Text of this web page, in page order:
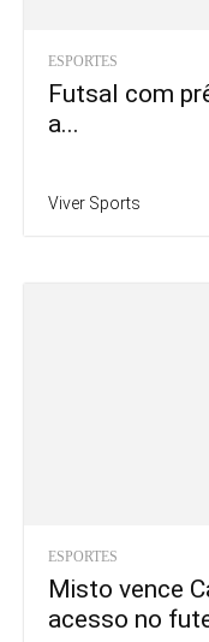
ESPORTES
Futsal com
a...
Viver Sports
ESPORTES
Misto vence
acesso no